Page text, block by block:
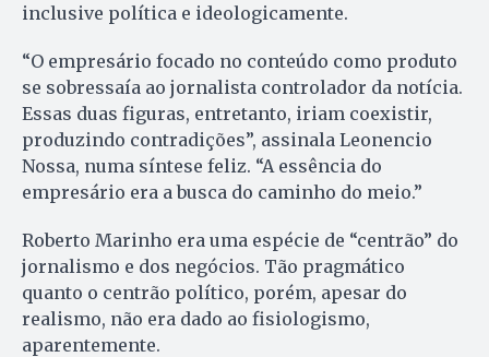
inclusive política e ideologicamente.
“O empresário focado no conteúdo como produto
se sobressaía ao jornalista controlador da notícia.
Essas duas figuras, entretanto, iriam coexistir,
produzindo contradições”, assinala Leonencio
Nossa, numa síntese feliz. “A essência do
empresário era a busca do caminho do meio.”
Roberto Marinho era uma espécie de “centrão” do
jornalismo e dos negócios. Tão pragmático
quanto o centrão político, porém, apesar do
realismo, não era dado ao fisiologismo,
aparentemente.